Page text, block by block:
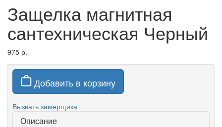
Защелка магнитная
сантехническая Черный
975 р.
Добавить в корзину
Вызвать замерщика
Описание